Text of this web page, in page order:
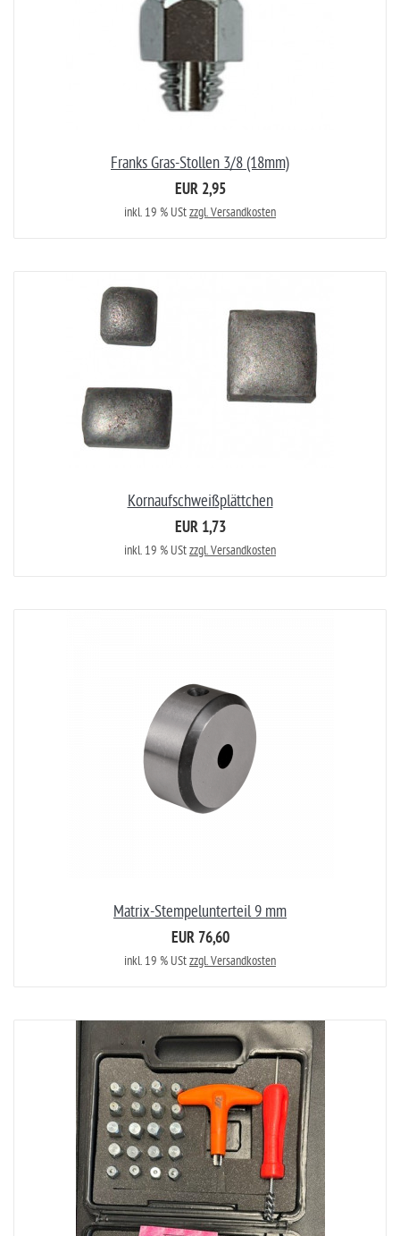
Franks Gras-Stollen 3/8 (18mm)
EUR 2,95
inkl. 19 % UStzzgl. Versandkosten
Kornaufschweißplättchen
EUR 1,73
inkl. 19 % UStzzgl. Versandkosten
Matrix-Stempelunterteil 9 mm
EUR 76,60
inkl. 19 % UStzzgl. Versandkosten